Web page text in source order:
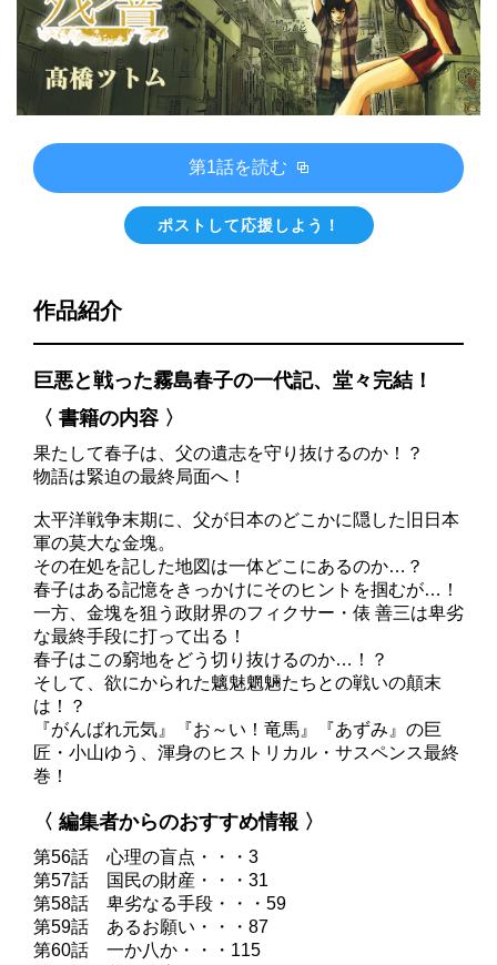
第1話を読む
ポストして応援しよう！
作品紹介
巨悪と戦った霧島春子の一代記、堂々完結！
〈 書籍の内容 〉
果たして春子は、父の遺志を守り抜けるのか！？
物語は緊迫の最終局面へ！
太平洋戦争末期に、父が日本のどこかに隠した旧日本
軍の莫大な金塊。
その在処を記した地図は一体どこにあるのか…？
春子はある記憶をきっかけにそのヒントを掴むが…！
一方、金塊を狙う政財界のフィクサー・俵 善三は卑劣
な最終手段に打って出る！
春子はこの窮地をどう切り抜けるのか…！？
そして、欲にかられた魑魅魍魎たちとの戦いの顛末
は！？
『がんばれ元気』『お～い！竜馬』『あずみ』の巨
匠・小山ゆう、渾身のヒストリカル・サスペンス最終
巻！
〈 編集者からのおすすめ情報 〉
第56話 心理の盲点・・・3
第57話 国民の財産・・・31
第58話 卑劣なる手段・・・59
第59話 あるお願い・・・87
第60話 一か八か・・・115